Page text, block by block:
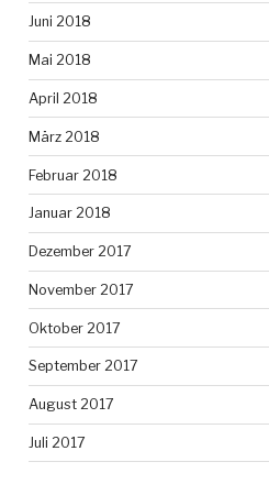
Juni 2018
Mai 2018
April 2018
März 2018
Februar 2018
Januar 2018
Dezember 2017
November 2017
Oktober 2017
September 2017
August 2017
Juli 2017